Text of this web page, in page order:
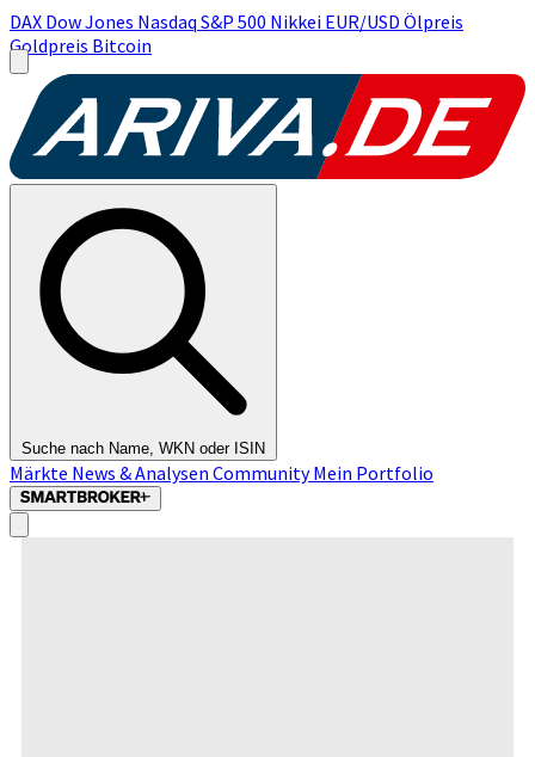
DAX Dow Jones Nasdaq S&P 500 Nikkei EUR/USD Ölpreis
Goldpreis Bitcoin
Suche nach Name, WKN oder ISIN
Märkte News & Analysen CommunityMein Portfolio